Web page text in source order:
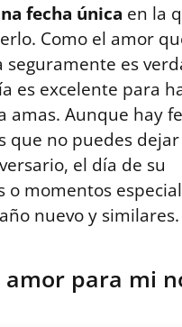
fecha única en la
Como el amor
seguramente es
es excelente para
amas. Aunque hay
que no puedes
el día de su
o momentos
nuevo y similares.
amor para mi